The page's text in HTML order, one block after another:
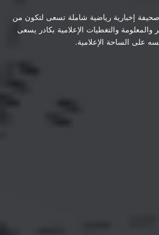
إخبارية رياضية شاملة تسعى لتكون من
والتغطيات الإعلامية بكادر يسعى
على الساحة الإعلامية.